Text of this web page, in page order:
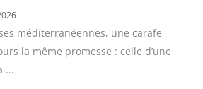
méditerranéennes, une carafe
la même promesse : celle d’une
...